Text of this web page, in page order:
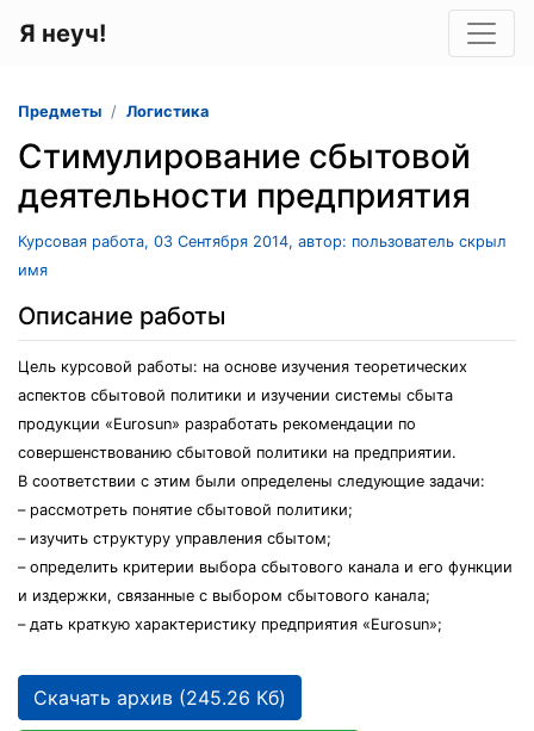
Я неуч!
Предметы Логистика
Стимулирование сбытовой
деятельности предприятия
Курсовая работа, 03 Сентября 2014, автор: пользователь скрыл
имя
Описание работы
Цель курсовой работы: на основе изучения теоретических
аспектов сбытовой политики и изучении системы сбыта
продукции «Eurosun» разработать рекомендации по
совершенствованию сбытовой политики на предприятии.
В соответствии с этим были определены следующие задачи:
– рассмотреть понятие сбытовой политики;
– изучить структуру управления сбытом;
– определить критерии выбора сбытового канала и его функции
и издержки, связанные с выбором сбытового канала;
– дать краткую характеристику предприятия «Eurosun»;
Скачать архив (245.26 Кб)